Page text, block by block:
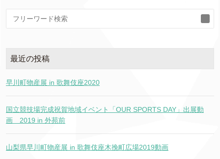
最近の投稿
早川町物産展 in 歌舞伎座2020
国立競技場完成祝賀地域イベント「OUR SPORTS DAY」出展動
画 2019 in 外苑前
山梨県早川町物産展 in 歌舞伎座木挽町広場2019動画